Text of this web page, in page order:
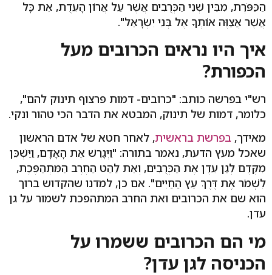
הַכַּפֹּרֶת, מִבֵּין שְׁנֵי הַכְּרֻבִים אֲשֶׁר עַל אֲרוֹן הָעֵדֻת, אֵת כָּל
אֲשֶׁר אֲצַוֶּה אוֹתְךָ אֶל בְּנֵי יִשְׂרָאֵל".
איך היו נראים הכרובים מעל
הכפורת?
רש"י בפרשה כותב: "כרובים- דמות פרצוף תינוק להם",
כלומר, דמות של תינוק, המבטא את הדבר הכי טהור ונקי.
מאידך, בפרשת בראשית, לאחר חטא של אדם הראשון
שאכל מעץ הדעת, נאמר בתורה: "וַיְגָרֶשׁ אֶת הָאָדָם, וַיַּשְׁכֵּן
מִקֶּדֶם לְגַן עֵדֶן אֶת הַכְּרֻבִים, וְאֵת לַהַט הַחֶרֶב הַמִּתְהַפֶּכֶת,
לִשְׁמֹר אֶת דֶּרֶךְ עֵץ הַחַיִּים". אם כן, למדנו שהקדוש ברוך
הוא שם את הכרובים ואת החרב המתהפכת לשמור על גן
עדן.
מי הם הכרובים ששמרו על
הכניסה לגן עדן?